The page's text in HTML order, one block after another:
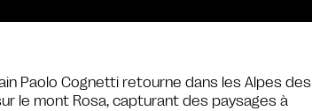
Paolo Cognetti retourne dans les Alpes des
le mont Rosa, capturant des paysages à